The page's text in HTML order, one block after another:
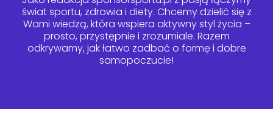
świat sportu, zdrowia i diety. Chcemy dzielić się z
Wami wiedzą, która wspiera aktywny styl życia –
prosto, przystępnie i zrozumiale. Razem
odkrywamy, jak łatwo zadbać o formę i dobre
samopoczucie!